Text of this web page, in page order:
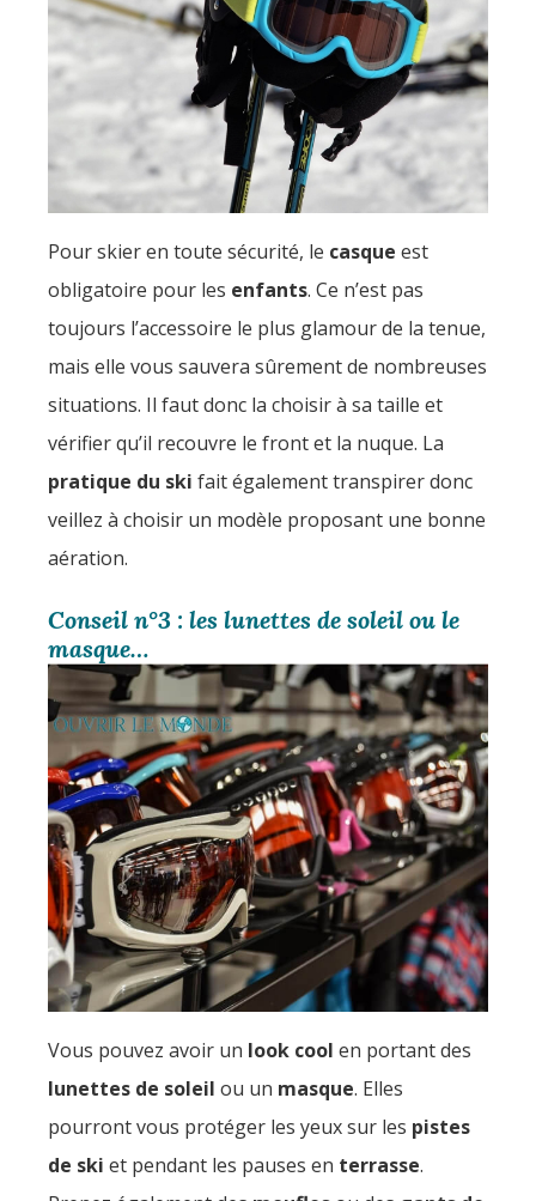
Pour skier en toute sécurité, le casque est
obligatoire pour les enfants. Ce n’est pas
toujours l’accessoire le plus glamour de la tenue,
mais elle vous sauvera sûrement de nombreuses
situations. Il faut donc la choisir à sa taille et
vérifier qu’il recouvre le front et la nuque. La
pratique du ski fait également transpirer donc
veillez à choisir un modèle proposant une bonne
aération.
Conseil n°3 : les lunettes de soleil ou le
masque…
Vous pouvez avoir un look cool en portant des
lunettes de soleil ou un masque. Elles
pourront vous protéger les yeux sur les pistes
de ski et pendant les pauses en terrasse.